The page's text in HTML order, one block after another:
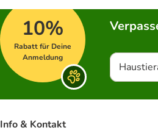
10%
Rabatt für Deine
Anmeldung
Info & Kontakt